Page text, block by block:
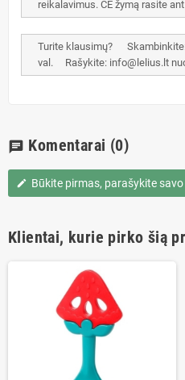
reikalavimus. CE žymą rasite
Turite klausimų? Skambinkite:
val. Rašykite: info@lelius.lt
chat Komentarai (0)
edit Būkite pirmas, parašykite
Klientai, kurie pirko šią